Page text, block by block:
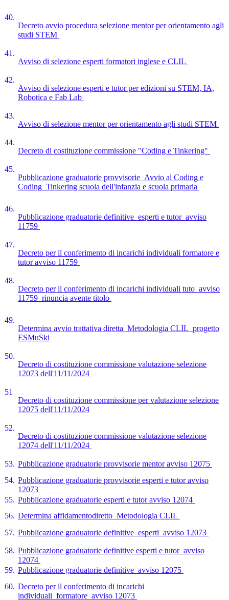
40.
Decreto avvio procedura selezione mentor per orientamento agli
studi STEM
41.
Avviso di selezione esperti formatori inglese e CLIL
42.
Avviso di selezione esperti e tutor per edizioni su STEM, IA,
Robotica e Fab Lab
43.
Avviso di selezione mentor per orientamento agli studi STEM
44.
Decreto di costituzione commissione "Coding e Tinkering"
45.
Pubblicazione graduatorie provvisorie_Avvio al Coding e
Coding_Tinkering scuola dell'infanzia e scuola primaria
46.
Pubblicazione graduatorie definitive_esperti e tutor_avviso
11759
47.
Decreto per il conferimento di incarichi individuali formatore e
tutor avviso 11759
48.
Decreto per il conferimento di incarichi individuali tuto_avviso
11759_rinuncia avente titolo
49.
Determina avvio trattativa diretta_Metodologia CLIL_progetto
ESMuSki
50.
Decreto di costituzione commissione valutazione selezione
12073 dell'11/11/2024
51
Decreto di costituzione commissione per valutazione selezione
12075 dell'11/11/2024
52.
Decreto di costituzione commissione valutazione selezione
12074 dell'11/11/2024
53. Pubblicazione graduatorie provvisorie mentor avviso 12075
54. Pubblicazione graduatorie provvisorie esperti e tutor avviso
12073
55. Pubblicazione graduatorie esperti e tutor avviso 12074
56. Determina affidamentodiretto_Metodologia CLIL
57. Pubblicazione graduatorie definitive_esperti_avviso 12073
58. Pubblicazione graduatorie definitive esperti e tutor_avviso
12074
59. Pubblicazione graduatorie definitive_avviso 12075
60. Decreto per il conferimento di incarichi
individuali_formatore_avviso 12073